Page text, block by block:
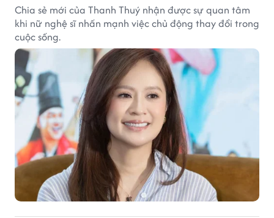
Chia sẻ mới của Thanh Thuý nhận được sự quan tâm
khi nữ nghệ sĩ nhấn mạnh việc chủ động thay đổi trong
cuộc sống.